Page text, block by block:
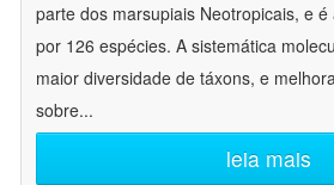
parte dos marsupiais Neotropicais, e
por 126 espécies. A sistemática
maior diversidade de táxons, e
sobre...
leia mais